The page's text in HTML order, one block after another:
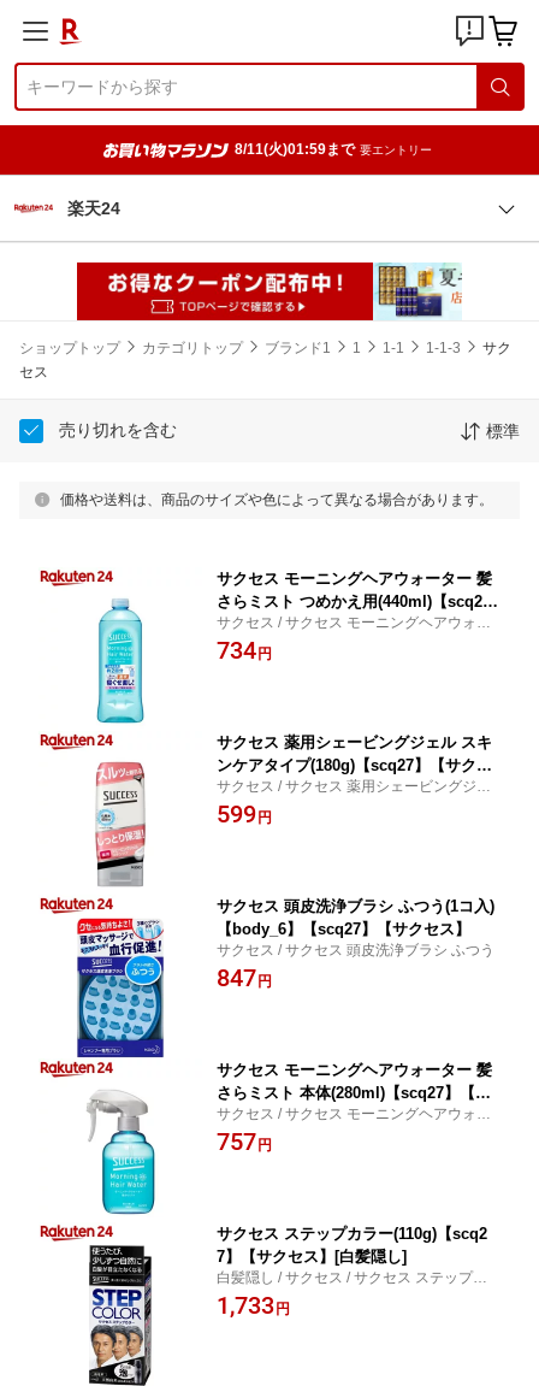
8/11(火)01:59まで 要エントリー
楽天24
ショップトップ カテゴリトップ ブランド1 1 1-1 1-1-3
サク
セス
売り切れを含む 標準
価格や送料は、商品のサイズや色によって異なる場合があります。
サクセス モーニングヘアウォーター 髪
さらミスト つめかえ用(440ml)【scq2
7】【サクセス】
サクセス / サクセス モーニングヘアウォー
ター 髪さらミスト つめかえ用
734 円
サクセス 薬用シェービングジェル スキ
ンケアタイプ(180g)【scq27】【サクセ
ス】
サクセス / サクセス 薬用シェービングジェ
ル スキンケアタイプ
599 円
サクセス 頭皮洗浄ブラシ ふつう(1コ入)
【body_6】【scq27】【サクセス】
サクセス / サクセス 頭皮洗浄ブラシ ふつう
847 円
サクセス モーニングヘアウォーター 髪
さらミスト 本体(280ml)【scq27】【サ
クセス】
サクセス / サクセス モーニングヘアウォー
ター 髪さらミスト 本体
757 円
サクセス ステップカラー(110g)【scq2
7】【サクセス】[白髪隠し]
白髪隠し / サクセス / サクセス ステップカ
ラー
1,733 円